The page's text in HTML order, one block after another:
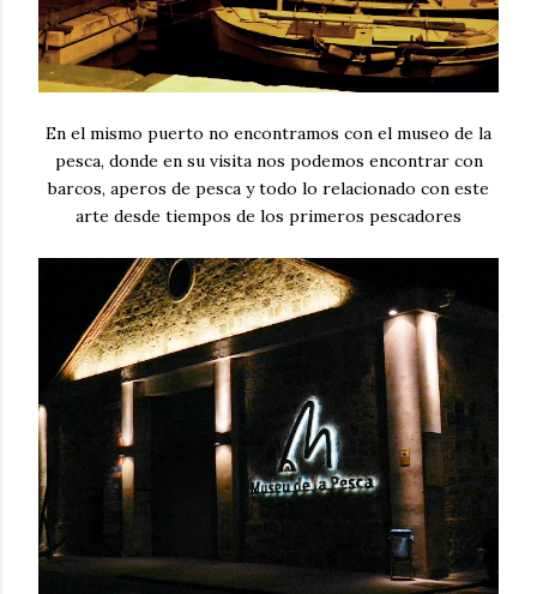
En el mismo puerto no encontramos con el museo de la
pesca, donde en su visita nos podemos encontrar con
barcos, aperos de pesca y todo lo relacionado con este
arte desde tiempos de los primeros pescadores